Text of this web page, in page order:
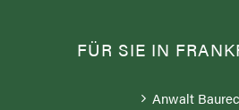
FÜR SIE IN
Anwalt